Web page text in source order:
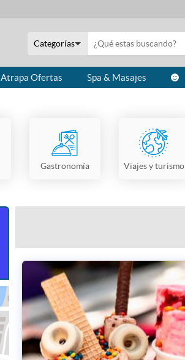
Categorías
Atrapa Ofertas Spa & Masajes
Gastronomía Viajes y turismo